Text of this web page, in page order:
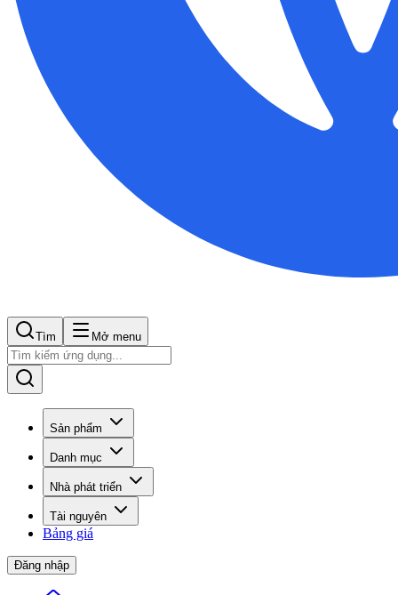
Tìm Mở menu
Sản phẩm
Danh mục
Nhà phát triển
Tài nguyên
Bảng giá
Đăng nhập